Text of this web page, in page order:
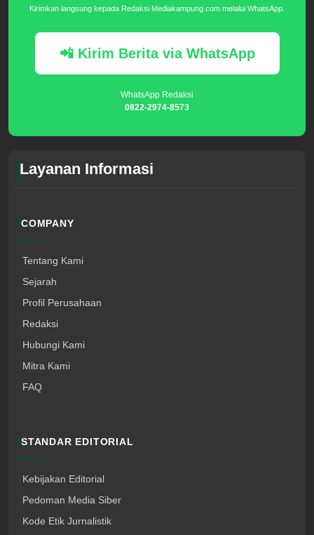
Kirimkan langsung kepada Redaksi Mediakampung.com melalui WhatsApp.
📲 Kirim Berita via WhatsApp
WhatsApp Redaksi
0822-2974-8573
Layanan Informasi
COMPANY
Tentang Kami
Sejarah
Profil Perusahaan
Redaksi
Hubungi Kami
Mitra Kami
FAQ
STANDAR EDITORIAL
Kebijakan Editorial
Pedoman Media Siber
Kode Etik Jurnalistik